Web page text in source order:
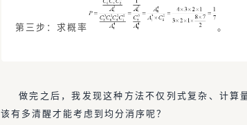
第三步：求概率 。
做完之后，我发现这种方法不仅列式复杂、计算
该有多清醒才能考虑到均分消序呢？